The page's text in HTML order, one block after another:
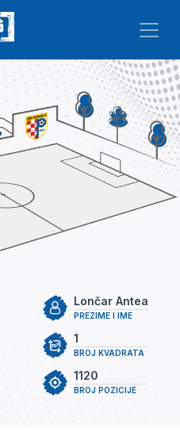
Skip to main content
PREZIME I IME
Lončar Antea
BROJ KVADRATA
1
BROJ POZICIJE
1120